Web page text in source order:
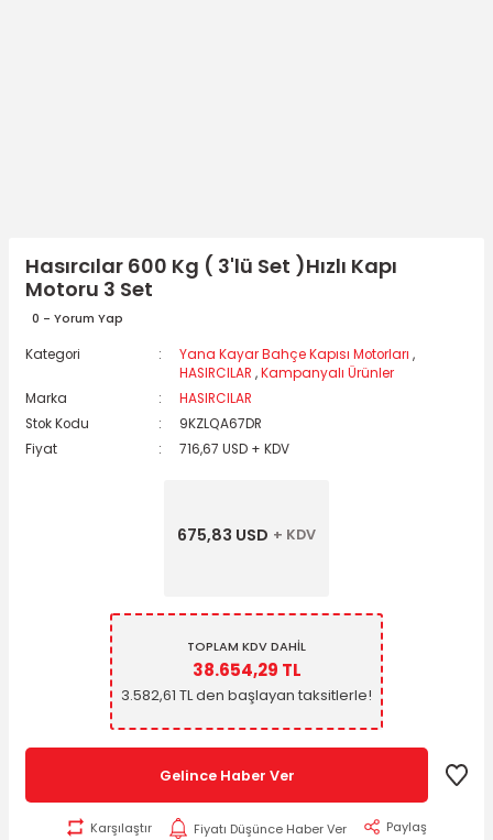
Hasırcılar 600 Kg ( 3'lü Set )Hızlı Kapı
Motoru 3 Set
0 - Yorum Yap
Kategori Yana Kayar Bahçe Kapısı Motorları ,
HASIRCILAR ,Kampanyalı Ürünler
Marka
HASIRCILAR
Stok Kodu
9KZLQA67DR
Fiyat
716,67 USD + KDV
675,83 USD + KDV
TOPLAM KDV DAHİL
38.654,29 TL
3.582,61 TL den başlayan taksitlerle!
Gelince Haber Ver
Karşılaştır Fiyatı Düşünce Haber Ver Paylaş